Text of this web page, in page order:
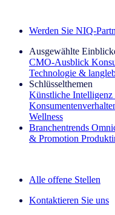
Werden Sie NIQ-
Ausgewählte
CMO‑Ausblick
Technologie &
Schlüsselthemen
Künstliche Intelligenz
Wellness
Branchentrends
& Promotion
Alle offene Stellen
Kontaktieren Sie uns